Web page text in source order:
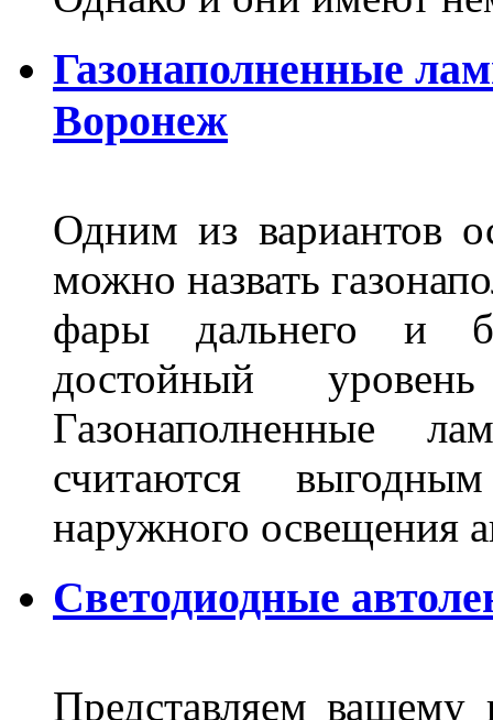
Газонаполненные
Воронеж
Одним из вариантов
можно назвать
фары дальнего и
достойный
Газонаполненные
считаются
наружного освещения
Светодиодные
Представляем